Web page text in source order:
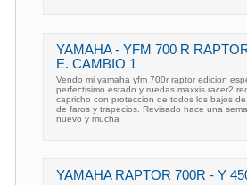
YAMAHA - YFM 700 R
E. CAMBIO 1
Vendo mi yamaha yfm 700r raptor edicion
perfectisimo estado y ruedas maxxis racer2
capricho con proteccion de todos los bajos
de faros y trapecios. Revisado hace una
nuevo y mucha
YAMAHA RAPTOR 700R - Y